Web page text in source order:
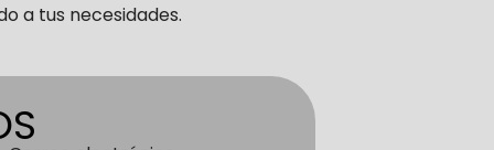
a tus necesidades.